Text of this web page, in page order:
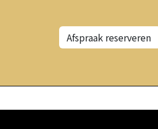
Afspraak reserveren